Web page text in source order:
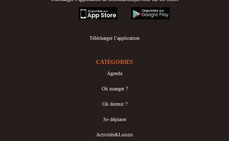
appstore
googleplay
Télécharger l’application
CATÉGORIES
Agenda
Où manger ?
Où dormir ?
Se déplacer
Activités&Loisirs